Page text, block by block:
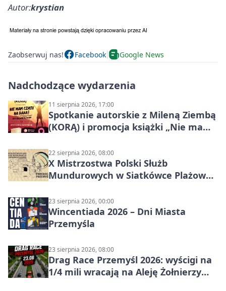
Autor:krystian
Zaobserwuj nas! Facebook Google News
Nadchodzące wydarzenia
11 sierpnia 2026, 17:00
Spotkanie autorskie z Mileną Ziembą
(KORĄ) i promocja książki „Nie mam
22 sierpnia 2026, 08:00
X Mistrzostwa Polski Służb
Mundurowych w Siatkówce Plażowej
23 sierpnia 2026, 00:00
Wincentiada 2026 – Dni Miasta
Przemyśla
23 sierpnia 2026, 08:00
Drag Race Przemyśl 2026: wyścigi na
1/4 mili wracają na Aleję Żołnierzy